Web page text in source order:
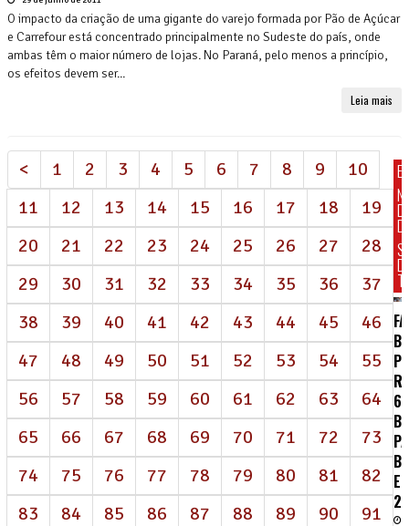
O impacto da criação de uma gigante do varejo formada por Pão de Açúcar
e Carrefour está concentrado principalmente no Sudeste do país, onde
ambas têm o maior número de lojas. No Paraná, pelo menos a princípio,
os efeitos devem ser...
Leia mais
< 1 2 3 4 5 6 7 8 9
10
11
12 13 14 15 16 17 18
19
20
21 22 23 24 25 26 27
28
29
30 31 32 33 34 35 36
37
38
39 40 41 42 43 44 45
46
47
48 49 50 51 52 53 54
55
56
57 58 59 60 61 62 63
64
65
66 67 68 69 70 71 72
73
74
75 76 77 78 79 80 81
82
83
84 85 86 87 88 89 90
91